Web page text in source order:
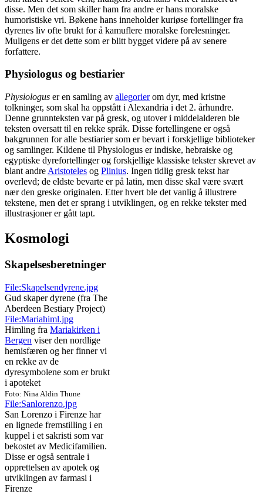
disse. Men det som skiller ham fra andre er hans moralske
humoristiske vri. Bøkene hans inneholder kuriøse fortellinger fra
dyrenes liv ofte brukt for å kamuflere moralske forelesninger.
Muligens er det dette som er blitt bygget videre på av senere
forfattere.
Physiologus og bestiarier
Physiologus er en samling av allegorierom dyr, med kristne
tolkninger, som skal ha oppstått i Alexandria i det 2. århundre.
Denne grunnteksten var på gresk, og utover i middelalderen ble
teksten oversatt til en rekke språk. Disse fortellingene er også
bakgrunnen for alle bestiarier som er bevart i forskjellige biblioteker
og samlinger. Kildene til Physiologus er indiske, hebraiske og
egyptiske dyrefortellinger og forskjellige klassiske tekster skrevet av
blant andre Aristoteles og Plinius. Ingen tidlig gresk tekst har
overlevd; de eldste bevarte er på latin, men disse skal være svært
nær den greske originalen. Etter hvert ble det vanlig å illustrere
tekstene, men det er sprang i utviklingen, og en rekke tekster med
illustrasjoner er gått tapt.
Kosmologi
Skapelsesberetninger
File:Skapelsendyrene.jpg
Gud skaper dyrene (fra The
Aberdeen Bestiary Project)
File:Mariahiml.jpg
Himling fra Mariakirken i
Bergen viser den nordlige
hemisfæren og her finner vi
en rekke av de
dyresymbolene som er brukt
i apoteket
Foto: Nina Aldin Thune
File:Sanlorenzo.jpg
San Lorenzo i Firenze har
en lignede fremstilling i en
kuppel i et sakristi som var
bekostet av Medicifamilien.
Disse er også sentrale i
opprettelsen av apotek og
utviklingen av farmasi i
Firenze